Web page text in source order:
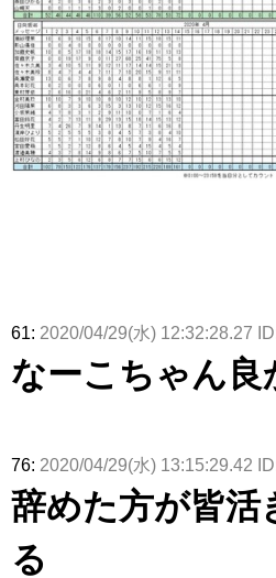
61: 2020/04/29(水) 12:32:28.27
なーこちゃん良
76: 2020/04/29(水) 13:15:29.42
辞めた方が皆活
る